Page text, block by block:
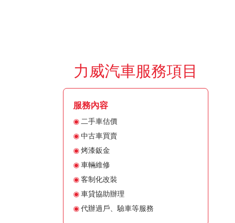
力威汽車服務項目
服務內容
二手車估價
中古車買賣
烤漆鈑金
車輛維修
客制化改裝
車貸協助辦理
代辦過戶、驗車等服務